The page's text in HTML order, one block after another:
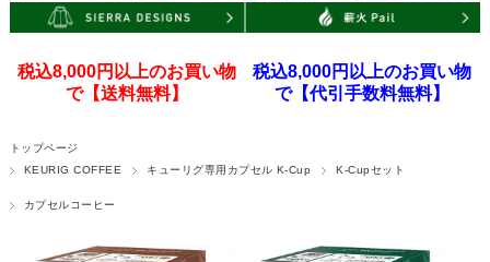
税込8,000円以上のお買い物
で【送料無料】
税込8,000円以上のお買い物
で【代引手数料無料】
トップページ
KEURIG COFFEE
キューリグ専用カプセル K-Cup K-Cupセット
カプセルコーヒー